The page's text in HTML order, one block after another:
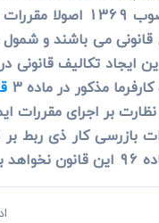
مصوب 1369
2 3 و4 قانون مزبور دارای تعریف مشخص
ایجاد تکالیف قانونی
مذکور در ماده 3
بر اجرای مقررات
بازرسی کار ذی